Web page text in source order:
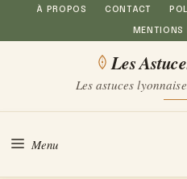
Aller
au
À PROPOS CONTACT
MENTIONS
Les
Les astuces
Menu